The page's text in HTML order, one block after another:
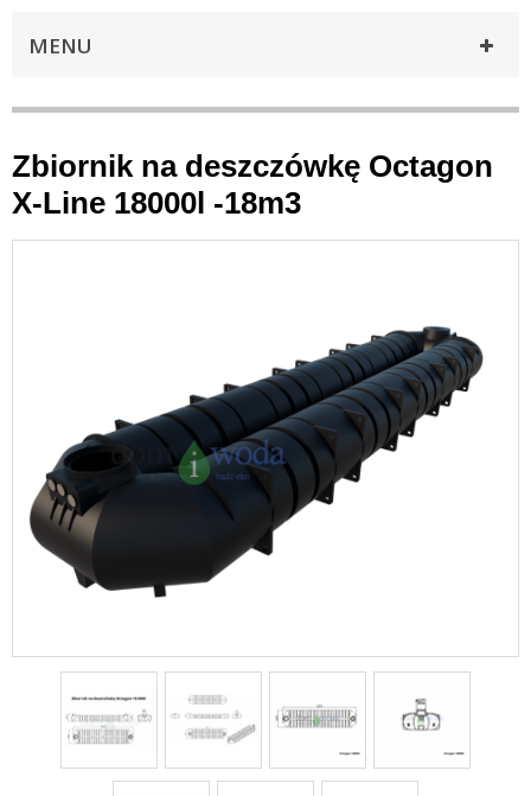
MENU
Zbiornik na deszczówkę Octagon
X-Line 18000l -18m3